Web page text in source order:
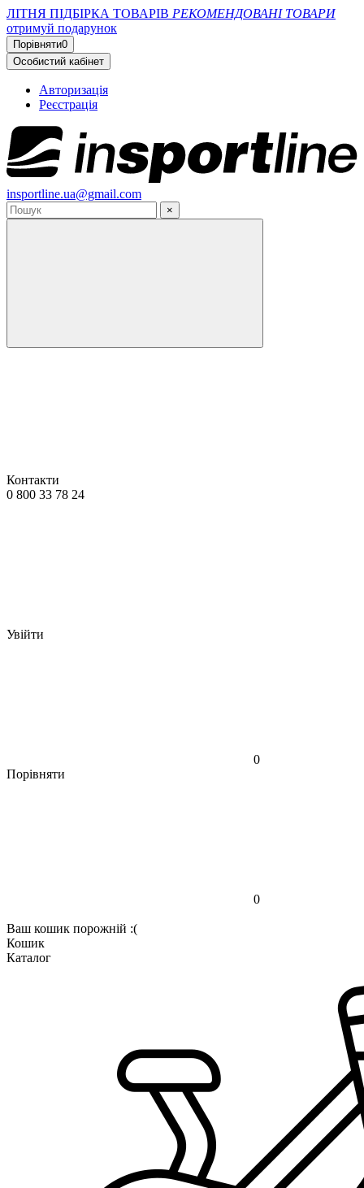
ЛІТНЯ ПІДБІРКА ТОВАРІВ РЕКОМЕНДОВАНІ ТОВАРИ
отримуй подарунок
Порівняти0
Особистий кабінет
Авторизація
Реєстрація
insportline.ua@gmail.com
×
Контакти
0 800 33 78 24
Увійти
0
Порівняти
0
Ваш кошик порожній :(
Кошик
Каталог